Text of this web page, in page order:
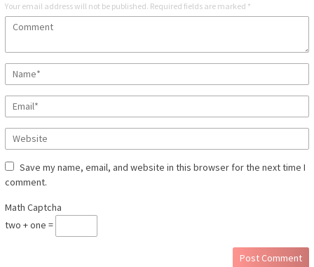
Your email address will not be published. Required fields are marked *
Save my name, email, and website in this browser for the next time I
comment.
Math Captcha
two + one =